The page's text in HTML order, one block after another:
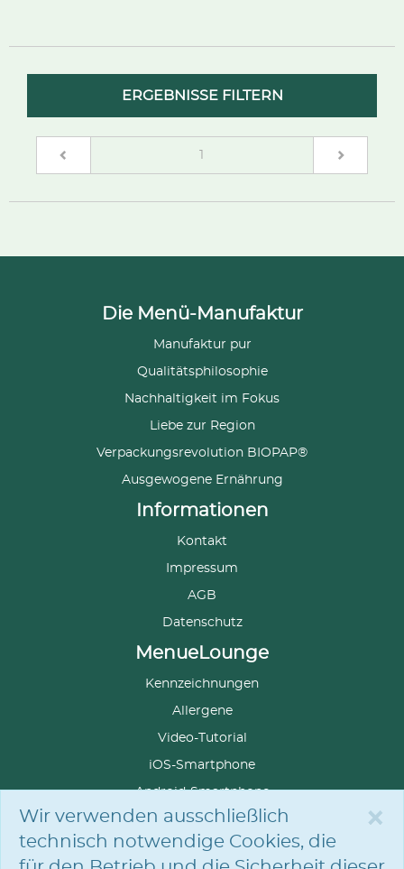
×
Wir verwenden ausschließlich
technisch notwendige Cookies, die
ERGEBNISSE FILTERN
Die Menü-Manufaktur
Manufaktur pur
Qualitätsphilosophie
Nachhaltigkeit im Fokus
Liebe zur Region
Verpackungsrevolution BIOPAP®
Ausgewogene Ernährung
Informationen
Kontakt
Impressum
AGB
Datenschutz
MenueLounge
Kennzeichnungen
Allergene
Video-Tutorial
iOS-Smartphone
Android-Smartphone